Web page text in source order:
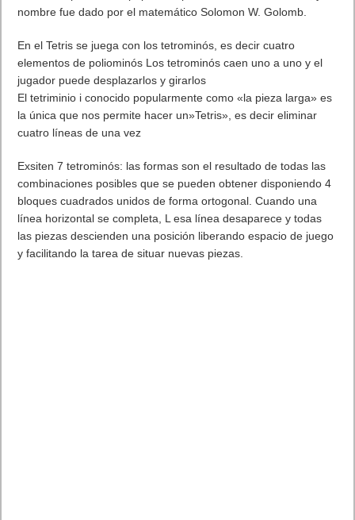
nombre fue dado por el matemático Solomon W. Golomb.
En el Tetris se juega con los tetrominós, es decir cuatro
elementos de poliominós Los tetrominós caen uno a uno y el
jugador puede desplazarlos y girarlos
El tetriminio i conocido popularmente como «la pieza larga» es
la única que nos permite hacer un»Tetris», es decir eliminar
cuatro líneas de una vez
Exsiten 7 tetrominós: las formas son el resultado de todas las
combinaciones posibles que se pueden obtener disponiendo 4
bloques cuadrados unidos de forma ortogonal. Cuando una
línea horizontal se completa, L esa línea desaparece y todas
las piezas descienden una posición liberando espacio de juego
y facilitando la tarea de situar nuevas piezas.